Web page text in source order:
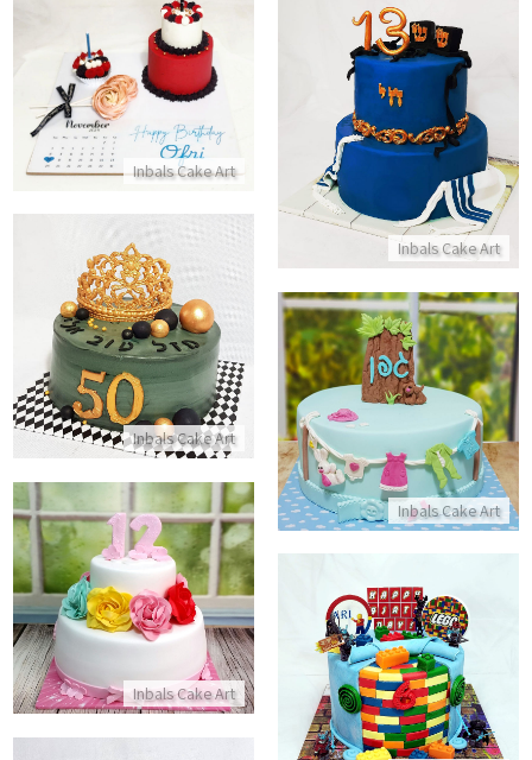
Inbals Cake Art
כשר עוגת בנטו במארז לוח שנה
התקשר/י
Inbals Cake Art
עוגת קומות כשרה לבר מצווה
התקשר/י
Inbals Cake Art
עוגה מעוצבת לגבר גיל 50
התקשר/י
Inbals Cake Art
עוגה לבריתה
התקשר/י
Inbals Cake Art
עוגה מעוצבת לבת מצווה
התקשר/י
עוגת יום הולדת לגו כשר
התקשר/י